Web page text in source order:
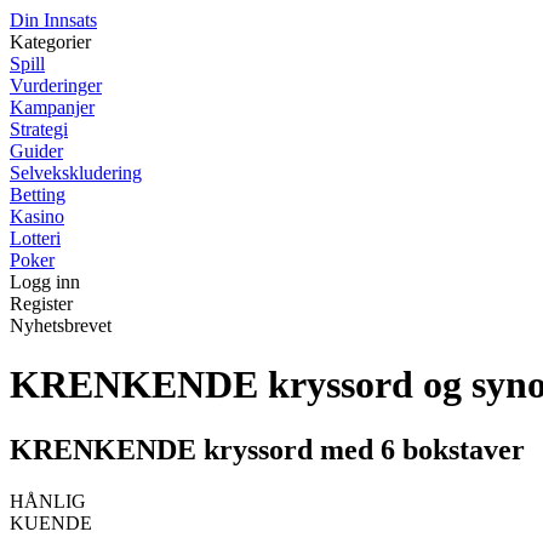
Din Innsats
Kategorier
Spill
Vurderinger
Kampanjer
Strategi
Guider
Selvekskludering
Betting
Kasino
Lotteri
Poker
Logg inn
Register
Nyhetsbrevet
KRENKENDE kryssord og
KRENKENDE kryssord med 6 bokstaver
HÅNLIG
KUENDE